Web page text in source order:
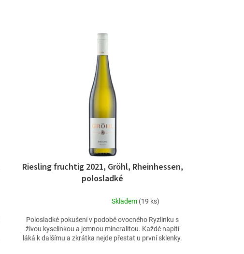
Riesling fruchtig 2021, Gröhl, Rheinhessen,
polosladké
hodnocení
produktu
je
Skladem (19 ks)
Polosladké pokušení v podobě ovocného Ryzlinku s
živou kyselinkou a jemnou mineralitou. Každé napití
láká k dalšímu a zkrátka nejde přestat u první sklenky.